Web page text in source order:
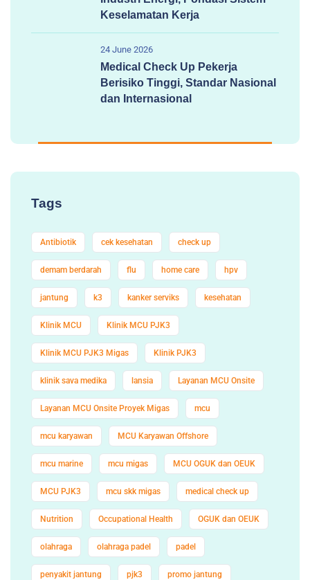
Keselamatan Kerja
24 June 2026
Medical Check Up Pekerja
Berisiko Tinggi, Standar Nasional
dan Internasional
Tags
Antibiotik cek kesehatan check up
demam berdarah flu home care hpv
jantung k3 kanker serviks kesehatan
Klinik MCU Klinik MCU PJK3
Klinik MCU PJK3 Migas Klinik PJK3
klinik sava medika lansia Layanan MCU Onsite
Layanan MCU Onsite Proyek Migas mcu
mcu karyawan MCU Karyawan Offshore
mcu marine mcu migas MCU OGUK dan OEUK
MCU PJK3 mcu skk migas medical check up
Nutrition Occupational Health OGUK dan OEUK
olahraga olahraga padel padel
penyakit jantung pjk3 promo jantung